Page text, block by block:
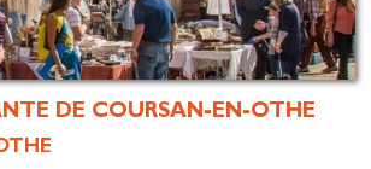
DE COURSAN-EN-OTHE